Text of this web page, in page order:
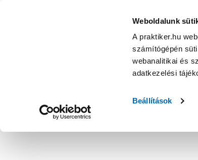
Weboldalunk
A praktiker.hu
számítógépén
webanalitikai és
adatkezelési
Beállítások